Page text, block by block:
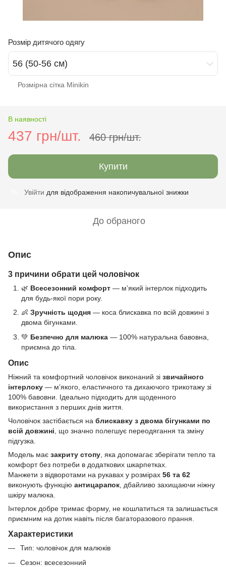
Розмір дитячого одягу
56 (50-56 см)
Розмірна сітка Minikin
В наявності
437 грн/шт. 460 грн/шт.
Купити
Увійти для відображення накопичувальної знижки
До обраного
Опис
3 причини обрати цей чоловічок
🌿 Всесезонний комфорт — м’який інтерлок підходить
для будь-якої пори року.
👶 Зручність щодня — коса блискавка по всій довжині з
двома бігунками.
💚 Безпечно для малюка — 100% натуральна бавовна,
приємна до тіла.
Опис
Ніжний та комфортний чоловічок виконаний зі звичайного
інтерлоку — м’якого, еластичного та дихаючого трикотажу зі
100% бавовни. Ідеально підходить для щоденного
використання з перших днів життя.
Чоловічок застібається на блискавку з двома бігунками по
всій довжині , що значно полегшує переодягання та зміну
підгузка.
Модель має закриту стопу , яка допомагає зберігати тепло та
комфорт без потреби в додаткових шкарпетках.
Манжети з відворотами на рукавах у розмірах 56 та 62
виконують функцію антицарапок , дбайливо захищаючи ніжну
шкіру малюка.
Інтерлок добре тримає форму, не кошлатиться та залишається
приємним на дотик навіть після багаторазового прання.
Характеристики
Тип: чоловічок для малюків
Сезон: всесезонний